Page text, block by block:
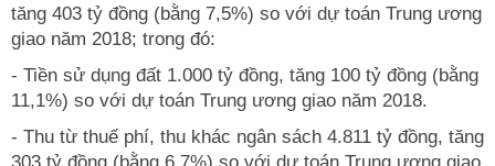
tăng 403 tỷ đồng (bằng 7,5%) so với dự toán Trung ương
giao năm 2018; trong đó:
- Tiền sử dụng đất 1.000 tỷ đồng, tăng 100 tỷ đồng (bằng
11,1%) so với dự toán Trung ương giao năm 2018.
- Thu từ thuế phí, thu khác ngân sách 4.811 tỷ đồng, tăng